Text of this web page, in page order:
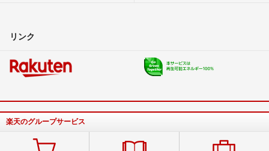
リンク
楽天のグループサービス